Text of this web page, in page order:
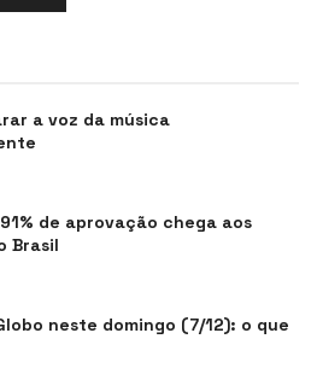
a voz da música
de aprovação chega aos
Brasil
neste domingo (7/12): o que